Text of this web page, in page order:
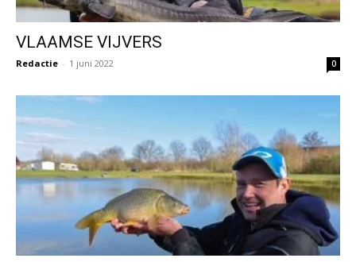
VLAAMSE VIJVERS
Redactie - 1 juni 2022 0